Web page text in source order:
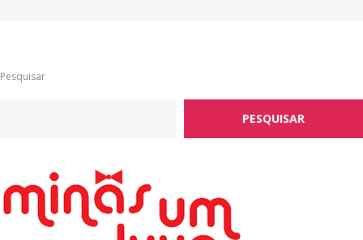
Pesquisar
PESQUISAR